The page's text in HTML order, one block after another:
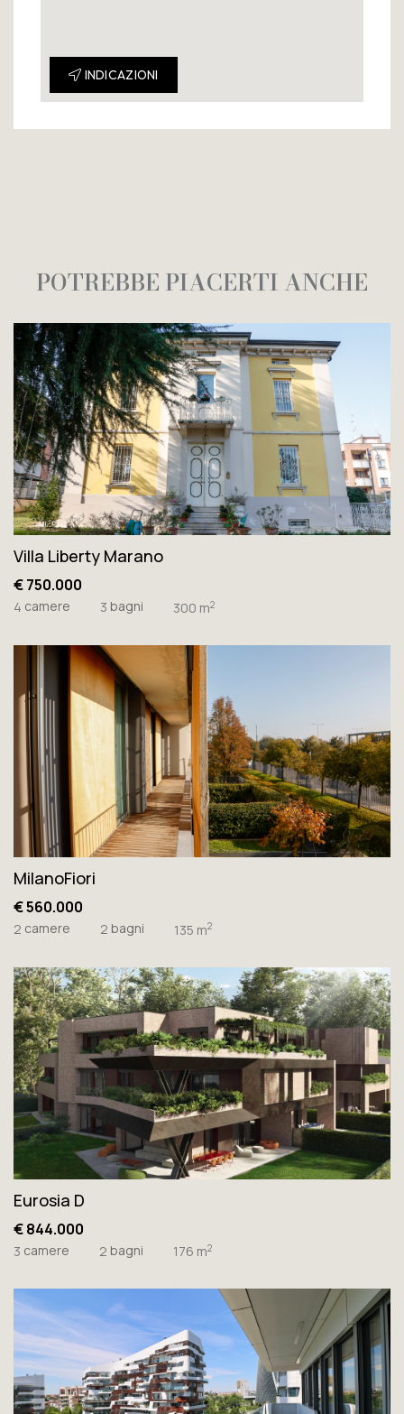
INDICAZIONI
POTREBBE PIACERTI ANCHE
Villa Liberty Marano
€ 750.000
4 camere 3 bagni 300 m2
MilanoFiori
€ 560.000
2 camere 2 bagni 135 m2
Eurosia D
€ 844.000
3 camere 2 bagni 176 m2